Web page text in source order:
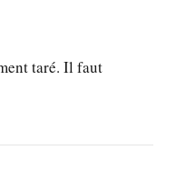
taré. Il faut